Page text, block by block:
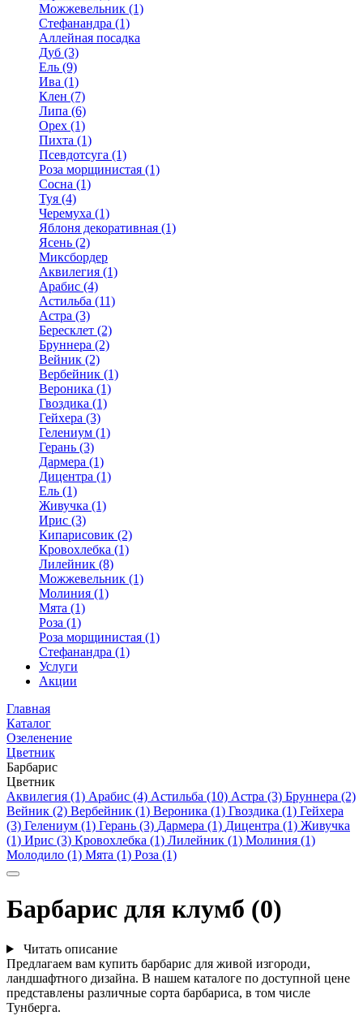
Можжевельник (1)
Стефанандра (1)
Аллейная посадка
Дуб (3)
Ель (9)
Ива (1)
Клен (7)
Липа (6)
Орех (1)
Пихта (1)
Псевдотсуга (1)
Роза морщинистая (1)
Сосна (1)
Туя (4)
Черемуха (1)
Яблоня декоративная (1)
Ясень (2)
Миксбордер
Аквилегия (1)
Арабис (4)
Астильба (11)
Астра (3)
Бересклет (2)
Бруннера (2)
Вейник (2)
Вербейник (1)
Вероника (1)
Гвоздика (1)
Гейхера (3)
Гелениум (1)
Герань (3)
Дармера (1)
Дицентра (1)
Ель (1)
Живучка (1)
Ирис (3)
Кипарисовик (2)
Кровохлебка (1)
Лилейник (8)
Можжевельник (1)
Молиния (1)
Мята (1)
Роза (1)
Роза морщинистая (1)
Стефанандра (1)
Услуги
Акции
Главная
Каталог
Озеленение
Цветник
Барбарис
Цветник
Аквилегия (1) Арабис (4) Астильба (10) Астра (3) Бруннера (2)
Вейник (2) Вербейник (1) Вероника (1) Гвоздика (1) Гейхера
(3) Гелениум (1) Герань (3) Дармера (1) Дицентра (1) Живучка
(1) Ирис (3) Кровохлебка (1) Лилейник (1) Молиния (1)
Молодило (1) Мята (1) Роза (1)
Барбарис для клумб (0)
Читать описание
Предлагаем вам купить барбарис для живой изгороди,
ландшафтного дизайна. В нашем каталоге по доступной цене
представлены различные сорта барбариса, в том числе
Тунберга.